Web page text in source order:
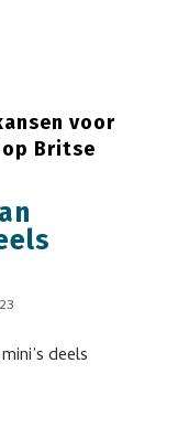
voor
op Britse